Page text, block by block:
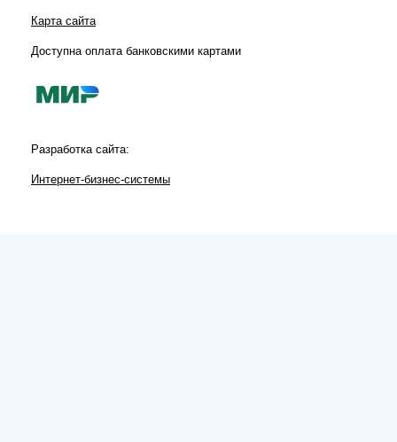
Карта сайта
Доступна оплата банковскими картами
Разработка сайта:
Интернет-бизнес-системы